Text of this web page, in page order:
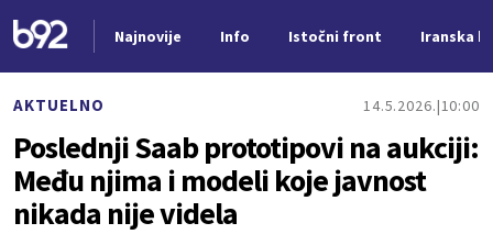
Najnovije Info Istočni front Iranska
AKTUELNO 14.5.2026. 10:00
Poslednji Saab prototipovi na aukciji:
Među njima i modeli koje javnost
nikada nije videla